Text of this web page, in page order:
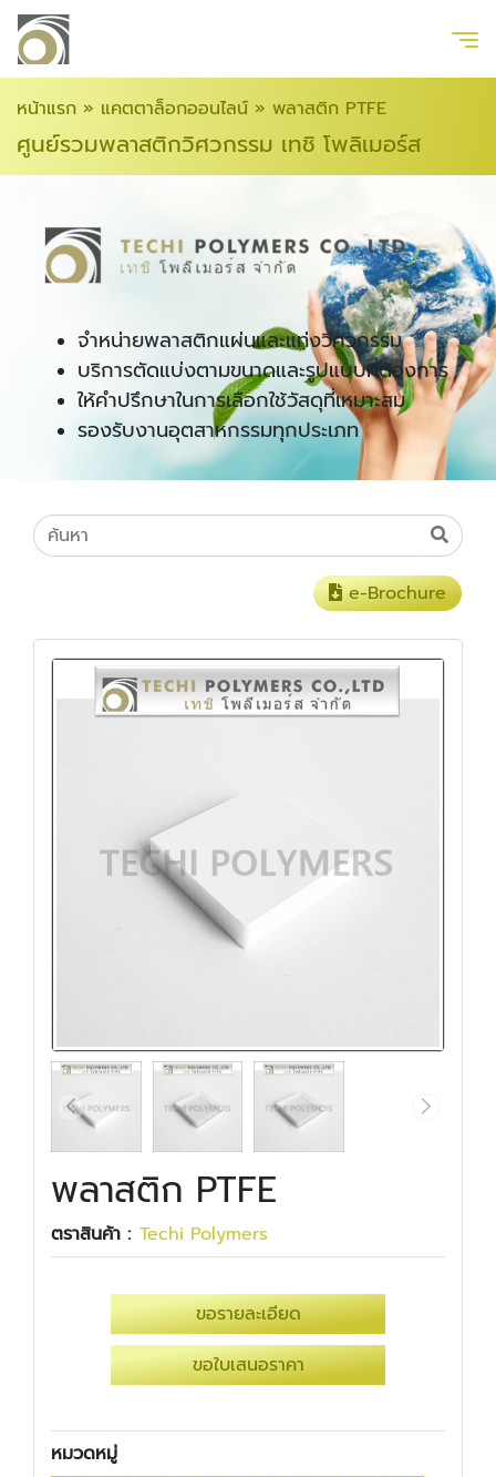
หน้าแรก » แคตตาล็อกออนไลน์ » พลาสติก PTFE
ศูนย์รวมพลาสติกวิศวกรรม เทชิ โพลิเมอร์ส
จำหน่ายพลาสติกแผ่นและแท่งวิศวกรรม
บริการตัดแบ่งตามขนาดและรูปแบบที่ต้องการ
ให้คำปรึกษาในการเลือกใช้วัสดุที่เหมาะสม
รองรับงานอุตสาหกรรมทุกประเภท
e-Brochure
พลาสติก PTFE
ตราสินค้า : Techi Polymers
ขอรายละเอียด
ขอใบเสนอราคา
หมวดหมู่